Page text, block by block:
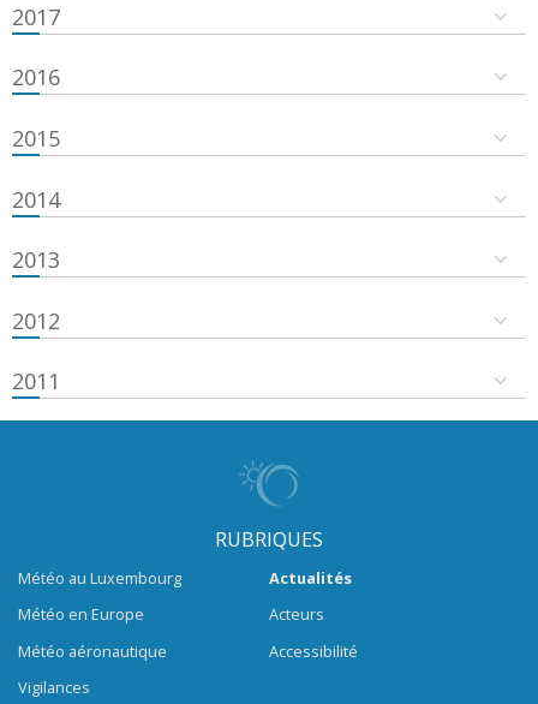
2017
2016
2015
2014
2013
2012
2011
RUBRIQUES
Météo au Luxembourg
Météo en Europe
Météo aéronautique
Vigilances
Actualités
Acteurs
Accessibilité